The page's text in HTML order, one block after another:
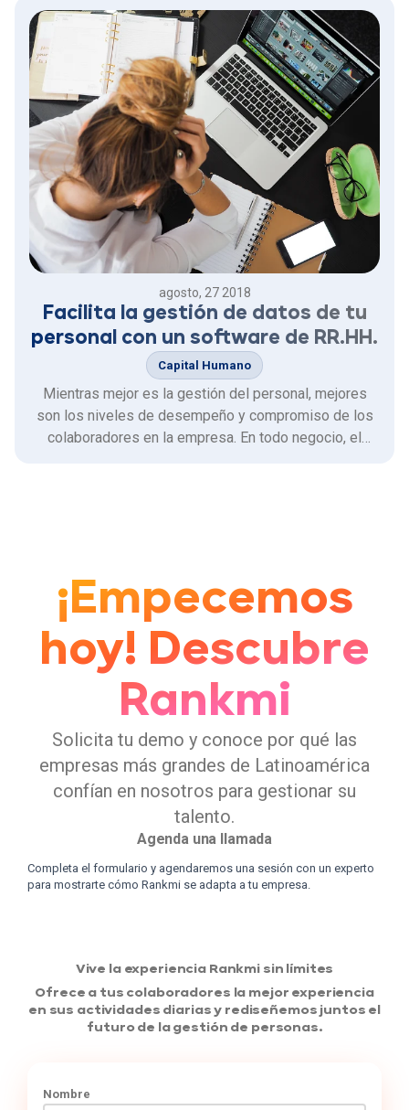
agosto, 27 2018
Facilita la gestión de datos de tu
personal con un software de RR.HH.
Capital Humano
Mientras mejor es la gestión del personal, mejores
son los niveles de desempeño y compromiso de los
colaboradores en la empresa. En todo negocio, el
¡Empecemos
hoy! Descubre
Rankmi
Solicita tu demo y conoce por qué las
empresas más grandes de Latinoamérica
confían en nosotros para gestionar su
talento.
Agenda una llamada
Completa el formulario y agendaremos una sesión con un experto
para mostrarte cómo Rankmi se adapta a tu empresa.
Vive la experiencia Rankmi sin límites
Ofrece a tus colaboradores la mejor experiencia
en sus actividades diarias y rediseñemos juntos el
futuro de la gestión de personas.
Nombre